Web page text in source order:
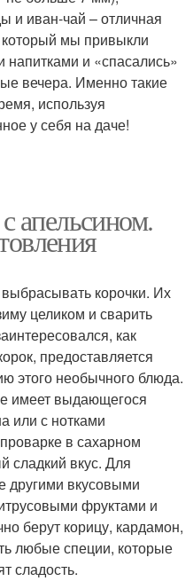
и иван-чай – отличная
мы привыкли
и «спасались»
вечера. Именно такие
используя
у себя на даче!
апельсином.
корочки. Их
целиком и сварить
как
предоставляется
этого необычного блюда.
имеет выдающегося
или с нотками
в сахарном
сладкий вкус. Для
другими вкусовыми
фруктами и
берут корицу, кардамон,
любые специи, которые
сладость.